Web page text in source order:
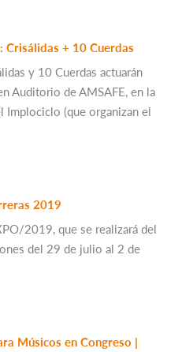
+ 10 Cuerdas
y 10 Cuerdas actuarán
Auditorio de AMSAFE, en la
Implociclo (que organizan el
2019
2019, que se realizará del
del 29 de julio al 2 de
Músicos en Congreso |